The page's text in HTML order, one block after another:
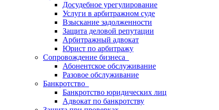
Досудебное урегулирование
Услуги в арбитражном суде
Взыскание задолженности
Защита деловой репутации
Арбитражный адвокат
Юрист по арбитражу
Сопровождение бизнеса
Абонентское обслуживание
Разовое обслуживание
Банкротство
Банкротство юридических лиц
Адвокат по банкротству